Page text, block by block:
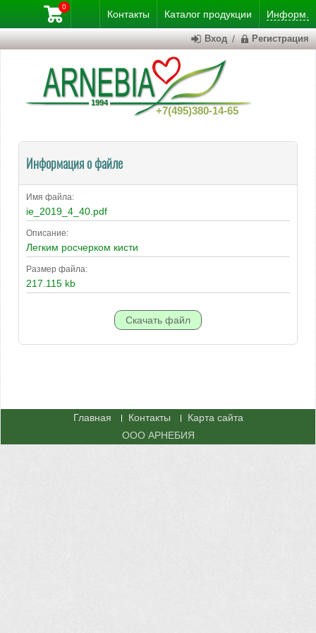
Контакты Каталог продукции Информ.
+7(495)380-14-65
0
Вход / Регистрация
Информация о файле
Имя файла:
ie_2019_4_40.pdf
Описание:
Легким росчерком кисти
Размер файла:
217.115 kb
Главная Контакты
Карта сайта
ООО АРНЕБИЯ